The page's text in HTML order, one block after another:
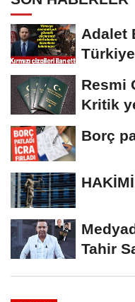
Adalet
Resmi
Kritik
Borç
Tahir